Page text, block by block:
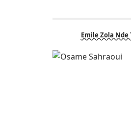
Emile Zola Nde